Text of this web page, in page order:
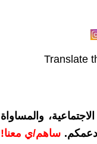
Translate
والمساواة
دعمكم. ساهم/ي معنا!